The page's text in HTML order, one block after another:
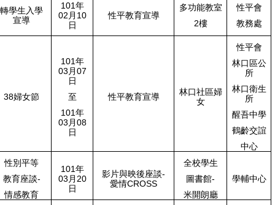
轉學生入學
宣導
101年
02月10
日
性平教育宣導
多功能教室
2樓
性平會
教務處
38婦女節
101年
03月07
日
至
101年
03月08
日
性平教育宣導
林口社區婦
女
性平會
林口區公
所
林口衛生
所
醒吾中學
鶴齡交誼
中心
性別平等
教育座談-
情感教育
101年
03月20
日
影片與映後座談-
愛情CROSS
全校學生
圖書館-
米開朗廳
學輔中心